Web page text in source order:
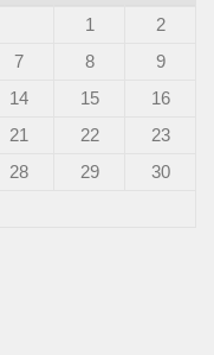
1
2
7 8
9
14 15
16
21 22
23
28 29
30